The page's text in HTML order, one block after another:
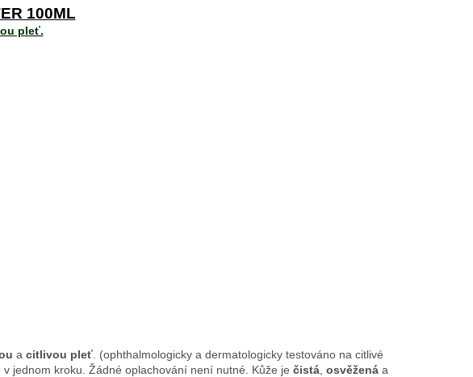
100ML
pleť.
a citlivou pleť . (ophthalmologicky a dermatologicky testováno na citlivé
jednom kroku. Žádné oplachování není nutné. Kůže je čistá osvěžená a